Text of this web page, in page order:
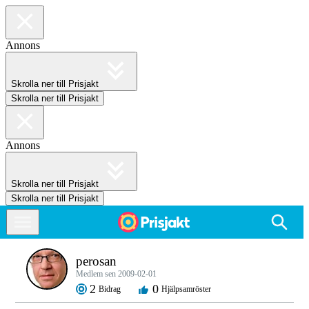
Annons
Skrolla ner till Prisjakt
Skrolla ner till Prisjakt
Annons
Skrolla ner till Prisjakt
Skrolla ner till Prisjakt
perosan
Medlem sen 2009-02-01
2 Bidrag 0 Hjälpsamröster